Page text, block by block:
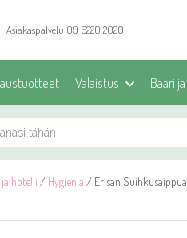
Asiakaspalvelu 09 6220 2020
Valaistus Baari
hotelli / Hygienia / Erisan